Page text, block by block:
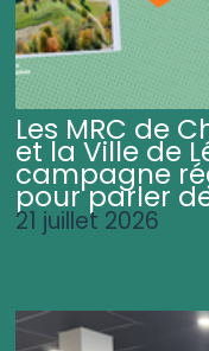
Les MRC de
et la Ville de
campagne
pour parler
21 juillet 2026